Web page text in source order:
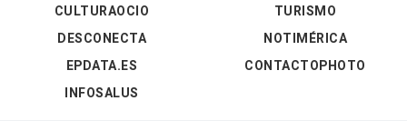
CULTURAOCIO
DESCONECTA
EPDATA.ES
INFOSALUS
TURISMO
NOTIMÉRICA
CONTACTOPHOTO